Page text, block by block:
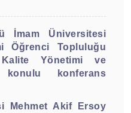
İmam Üniversitesi
Öğrenci Topluluğu
Kalite Yönetimi ve
konulu konferans
Mehmet Akif Ersoy